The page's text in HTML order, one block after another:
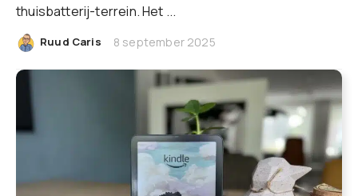
thuisbatterij-terrein. Het ...
Ruud Caris 8 september 2025